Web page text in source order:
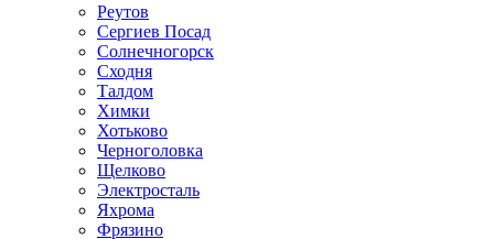
Реутов
Сергиев Посад
Солнечногорск
Сходня
Талдом
Химки
Хотьково
Черноголовка
Щелково
Электросталь
Яхрома
Фрязино